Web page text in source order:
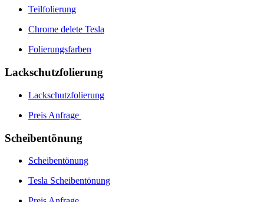
Teilfolierung
Chrome delete Tesla
Folierungsfarben
Lackschutzfolierung
Lackschutzfolierung
Preis Anfrage
Scheibentönung
Scheibentönung
Tesla Scheibentönung